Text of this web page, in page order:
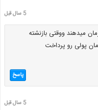
5 سال قبل
میدهند ووقتی بازنشته
پولی رو پرداخت
پاسخ
5 سال قبل